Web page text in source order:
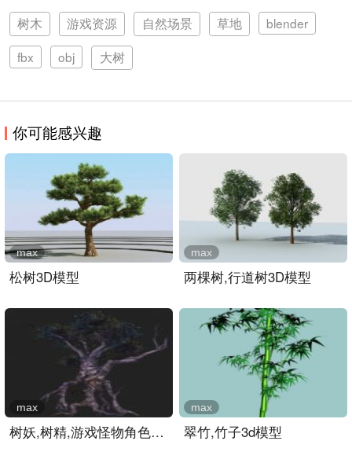
树木 游戏资源 自然场景 草地
blender
fbx
obj 大树
你可能感兴趣
松树3D模型
max
两棵树,行道树3D模型
max
树妖,树精,游戏怪物角色3D..
max
翠竹,竹子3d模型
max